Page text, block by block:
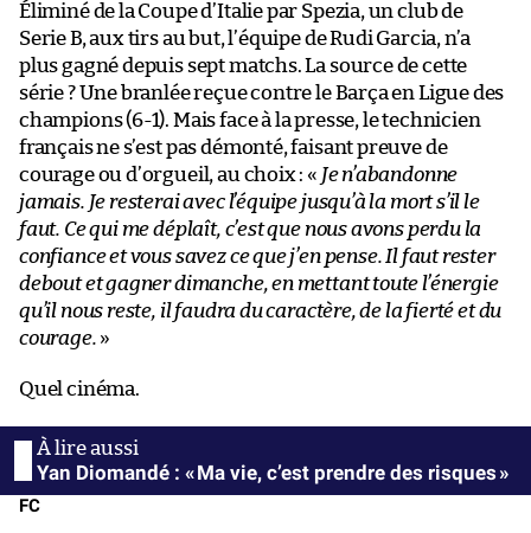
Éliminé de la Coupe d’Italie par Spezia, un club de
Serie B, aux tirs au but, l’équipe de Rudi Garcia, n’a
plus gagné depuis sept matchs. La source de cette
série ? Une branlée reçue contre le Barça en Ligue des
champions (6-1). Mais face à la presse, le technicien
français ne s’est pas démonté, faisant preuve de
courage ou d’orgueil, au choix : « Je n’abandonne
jamais. Je resterai avec l’équipe jusqu’à la mort s’il le
faut. Ce qui me déplaît, c’est que nous avons perdu la
confiance et vous savez ce que j’en pense. Il faut rester
debout et gagner dimanche, en mettant toute l’énergie
qu’il nous reste, il faudra du caractère, de la fierté et du
courage. »
Quel cinéma.
Yan Diomandé : « Ma vie, c’est prendre des risques »
FC